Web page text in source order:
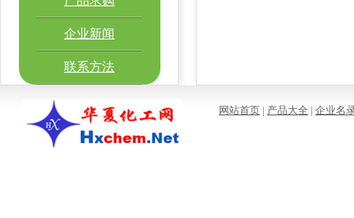
企业新闻
联系方法
网站首页 | 产品大全 | 企业名